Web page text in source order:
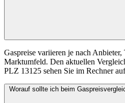
Gaspreise variieren je nach
Marktumfeld. Den aktuellen
PLZ 13125 sehen Sie im Rechner
Worauf sollte ich beim